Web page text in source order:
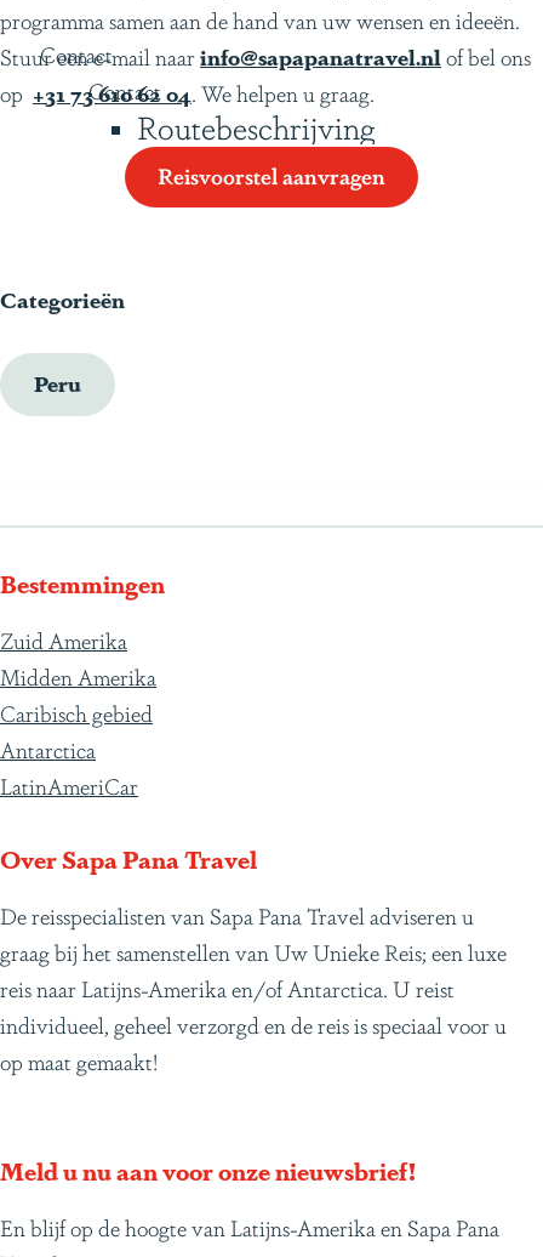
Contact
Contact
Routebeschrijving
programma samen aan de hand van uw wensen en ideeën.
Stuur een e-mail naarinfo@sapapanatravel.nlof bel ons
op +31 73 610 62 04. We helpen u graag.
Reisvoorstel aanvragen
Categorieën
Peru
Bestemmingen
Zuid Amerika
Midden Amerika
Caribisch gebied
Antarctica
LatinAmeriCar
Over Sapa Pana Travel
De reisspecialisten van Sapa Pana Travel adviseren u
graag bij het samenstellen van Uw Unieke Reis; een luxe
reis naar Latijns-Amerika en/of Antarctica. U reist
individueel, geheel verzorgd en de reis is speciaal voor u
op maat gemaakt!
Meld u nu aan voor onze nieuwsbrief!
En blijf op de hoogte van Latijns-Amerika en Sapa Pana